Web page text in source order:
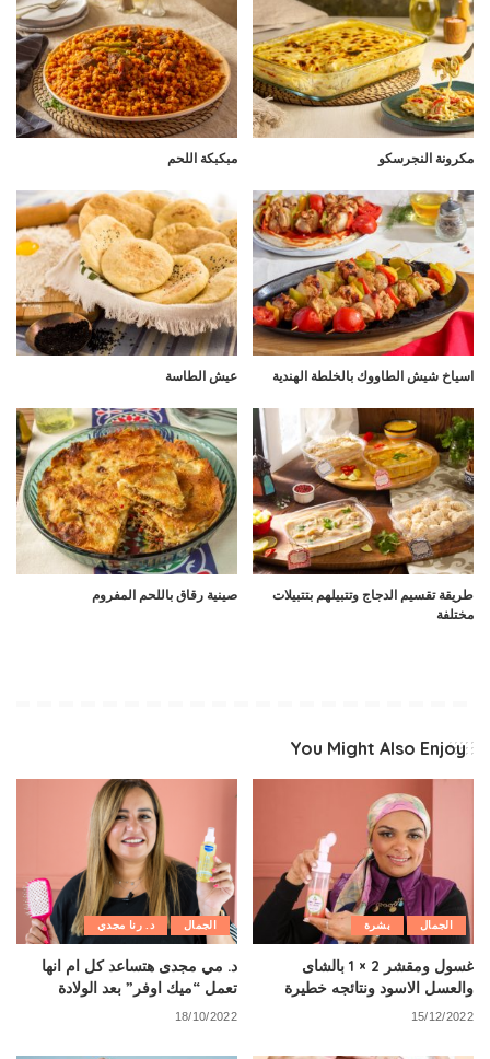
مكرونة النجرسكو مبكبكة اللحم
اسياخ شيش الطاووك بالخلطة الهندية عيش الطاسة
طريقة تقسيم الدجاج وتتبيلهم بتتبيلات
مختلفة
صينية رقاق باللحم المفروم
You Might Also Enjoy
الجمال بشرة
غسول ومقشر 2 × 1 بالشاى
والعسل الاسود ونتائجه خطيرة
15/12/2022
الجمال د. رنا مجدي
د. مي مجدى هتساعد كل ام انها
تعمل “ميك اوفر” بعد الولادة
18/10/2022